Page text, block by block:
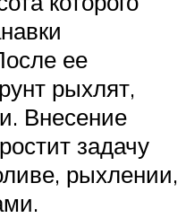
ее
рыхлят,
Внесение
задачу
рыхлении,